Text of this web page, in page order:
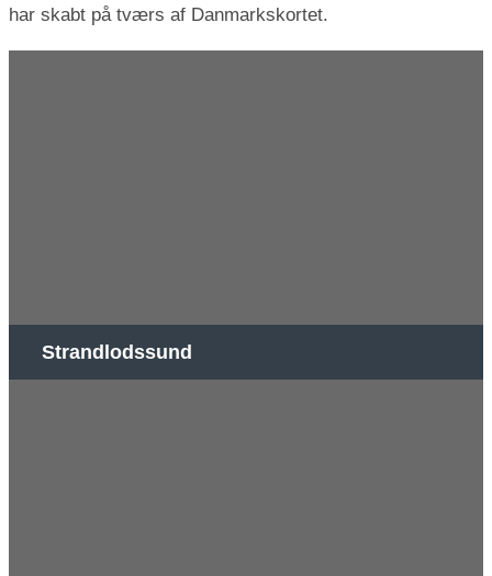
har skabt på tværs af Danmarkskortet.
Strandlodssund